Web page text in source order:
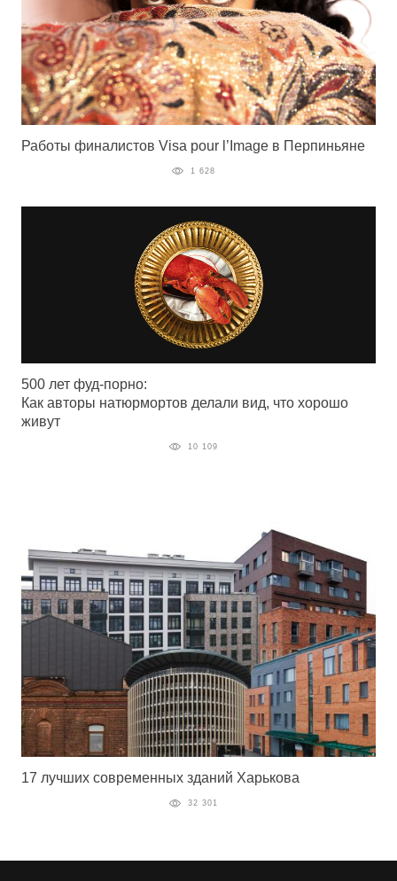
Работы финалистов Visa pour l’Image в Перпиньяне
1 628
500 лет фуд-порно:
Как авторы натюрмортов делали вид, что хорошо
живут
10 109
17 лучших современных зданий Харькова
32 301